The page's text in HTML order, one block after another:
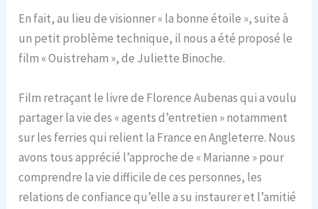
En fait, au lieu de visionner « la bonne étoile », suite à
un petit problème technique, il nous a été proposé le
film « Ouistreham », de Juliette Binoche.
Film retraçant le livre de Florence Aubenas qui a voulu
partager la vie des « agents d’entretien » notamment
sur les ferries qui relient la France en Angleterre. Nous
avons tous apprécié l’approche de « Marianne » pour
comprendre la vie difficile de ces personnes, les
relations de confiance qu’elle a su instaurer et l’amitié